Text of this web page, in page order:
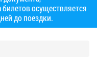
осуществляется
до поездки.